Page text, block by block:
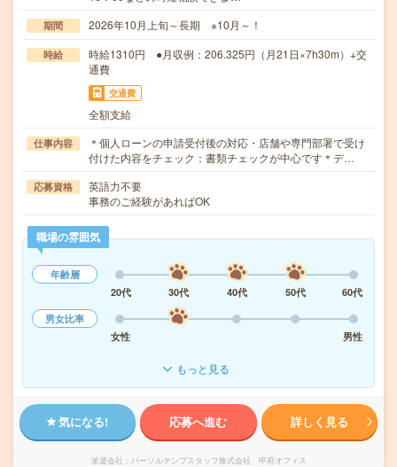
期間 2026年10月上旬～長期 ※10月～！
時給
時給1310円 ●月収例：206.325円（月21日×7h30m）+交
通費
交通費
全額支給
仕事内容
＊個人ローンの申請受付後の対応・店舗や専門部署で受け
付けた内容をチェック：書類チェックが中心です＊デ…
応募資格
英語力不要
事務のご経験があればOK
職場の雰囲気
年齢層
20代
30代 40代 50代
60代
男女比率
女性
男性
もっと見る
気になる! 応募へ進む 詳しく見る
派遣会社 パーソルテンプスタッフ株式会社 甲府オフィス